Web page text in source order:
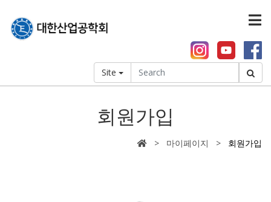
Site
회원가입
> 마이페이지 > 회원가입